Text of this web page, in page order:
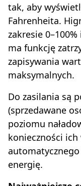
tak, aby
Fahrenheita.
zakresie
ma funkcję
zapisywania
maksymalnych.
Do zasilania są
(sprzedawane
poziomu
konieczności ich
automatycznego
energię.